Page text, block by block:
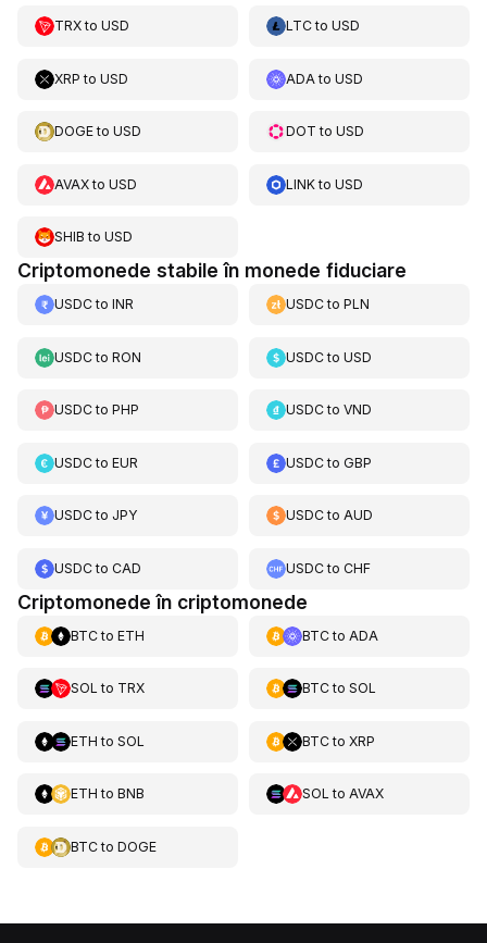
TRXto USD LTCtoUSD
XRP to USD ADA toUSD
DOGEto USD DOT toUSD
AVAXto USD LINKtoUSD
SHIB to USD
Criptomonede stabile în monede fiduciare
USDCto INR USDCtoPLN
USDCto RON USDCtoUSD
USDCto PHP USDCtoVND
USDCto EUR USDCtoGBP
USDCto JPY USDCtoAUD
USDCto CAD USDCtoCHF
Criptomonede în criptomonede
BTCto ETH BTCto ADA
SOL to TRX BTCto SOL
ETH to SOL BTCto XRP
ETH to BNB SOL to AVAX
BTCto DOGE